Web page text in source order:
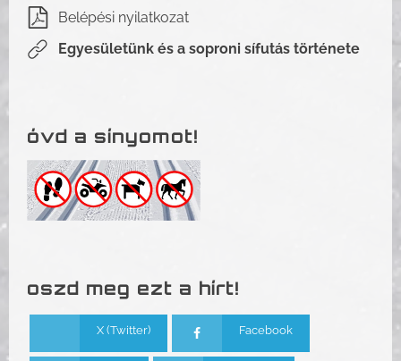
Belépési nyilatkozat
Egyesületünk és a soproni sífutás története
óvd a sínyomot!
oszd meg ezt a hírt!
X (Twitter) Facebook